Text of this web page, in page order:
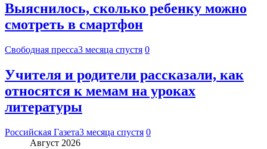
Выяснилось, сколько ребенку можно
смотреть в смартфон
Свободная пресса3 месяца спустя 0
Учителя и родители рассказали, как
относятся к мемам на уроках
литературы
Российская Газета3 месяца спустя 0
Август 2026